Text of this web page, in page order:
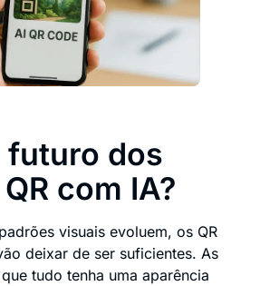
futuro dos
com IA?
visuais evoluem, os QR
deixar de ser suficientes. As
tudo tenha uma aparência